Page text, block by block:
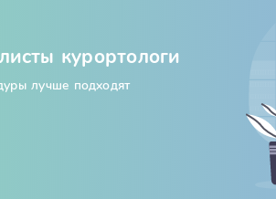
курортологи
лучше подходят